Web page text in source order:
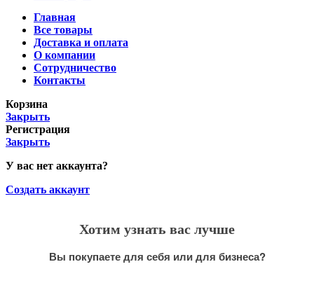
Главная
Все товары
Доставка и оплата
О компании
Сотрудничество
Контакты
Корзина
Закрыть
Регистрация
Закрыть
У вас нет аккаунта?
Создать аккаунт
Хотим узнать вас лучше
Вы покупаете для себя или для бизнеса?